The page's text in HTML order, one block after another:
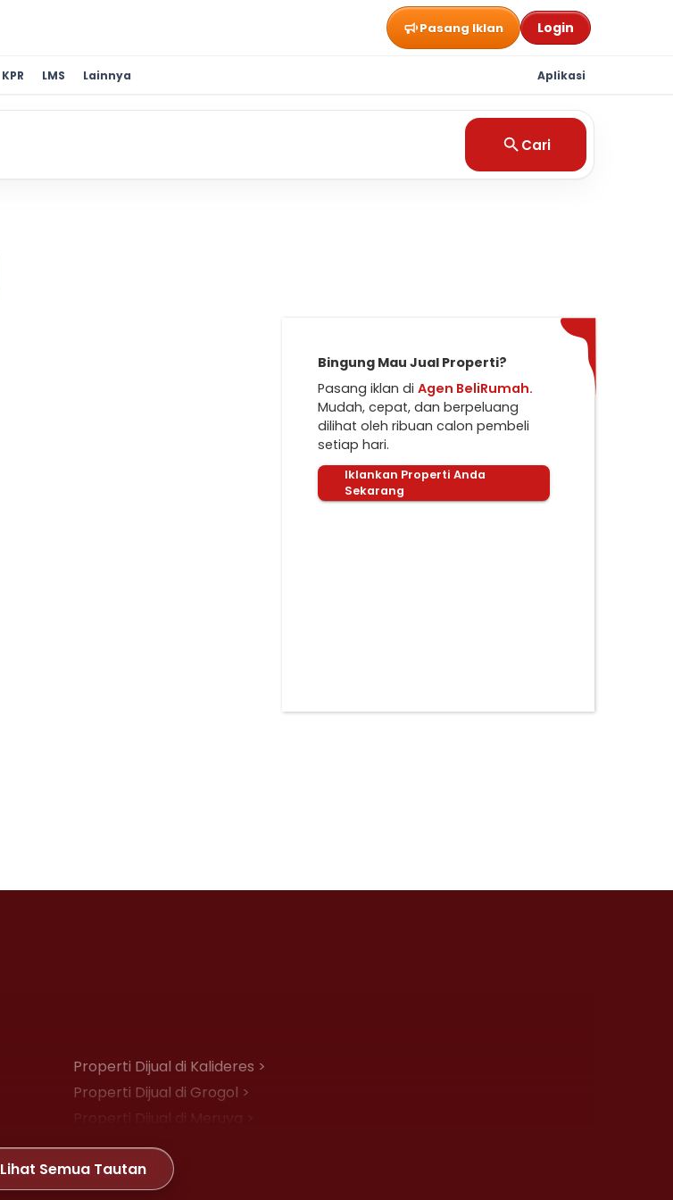
Pasang Iklan Login
KPR LMS Lainnya Aplikasi
Cari
Bingung Mau Jual Properti?
Pasang iklan di Agen BeliRumah.
Mudah, cepat, dan berpeluang
dilihat oleh ribuan calon pembeli
setiap hari.
Iklankan Properti Anda
Sekarang
Properti Dijual di Kalideres >
Properti Dijual di Grogol >
Properti Dijual di Meruya >
Properti Dijual di Joglo >
Lihat Semua Tautan